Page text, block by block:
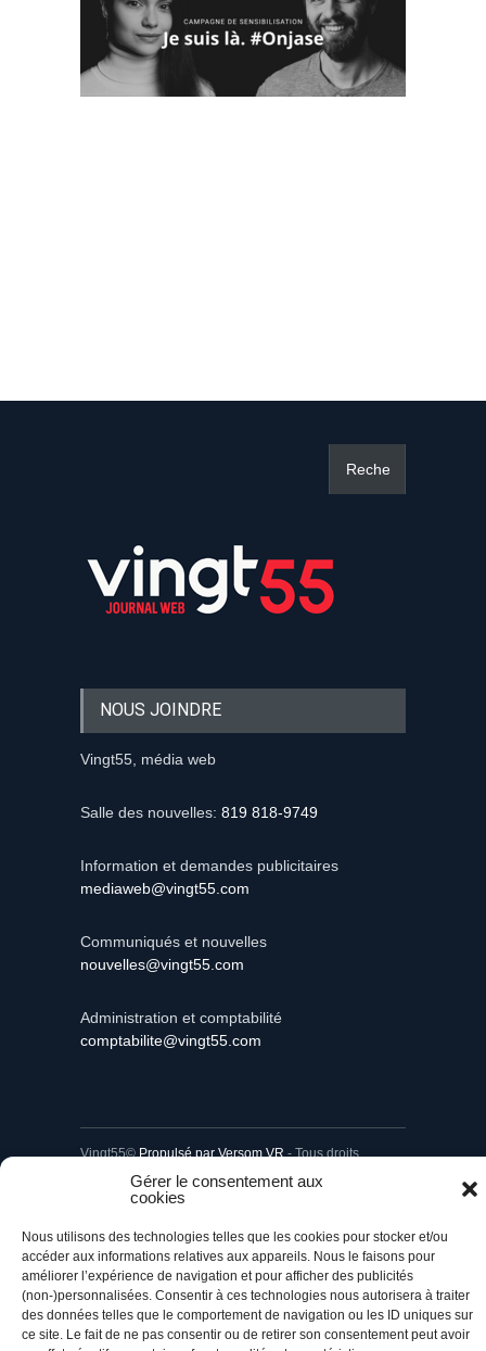
Gérer le consentement aux
cookies
Nous utilisons des technologies telles que les cookies pour stocker et/ou
accéder aux informations relatives aux appareils. Nous le faisons pour
améliorer l’expérience de navigation et pour afficher des publicités
(non-)personnalisées. Consentir à ces technologies nous autorisera à traiter
des données telles que le comportement de navigation ou les ID uniques sur
ce site. Le fait de ne pas consentir ou de retirer son consentement peut avoir
NOUS JOINDRE
Vingt55, média web
Salle des nouvelles: 819 818-9749
Information et demandes publicitaires
mediaweb@vingt55.com
Communiqués et nouvelles
nouvelles@vingt55.com
Administration et comptabilité
comptabilite@vingt55.com
Vingt55©Propulsé par Versom VR- Tous droits
Retour à l’accueil